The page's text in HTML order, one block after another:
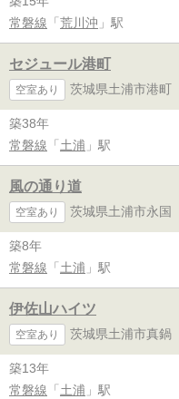
常磐線 「 荒川沖 」駅
セジュール港町
空室あり 茨城県土浦市港町
築38年
常磐線 「 土浦 」駅
風の通り道
空室あり 茨城県土浦市永国
築8年
常磐線 「 土浦 」駅
伊佐山ハイツ
空室あり 茨城県土浦市真鍋
築13年
常磐線 「 土浦 」駅